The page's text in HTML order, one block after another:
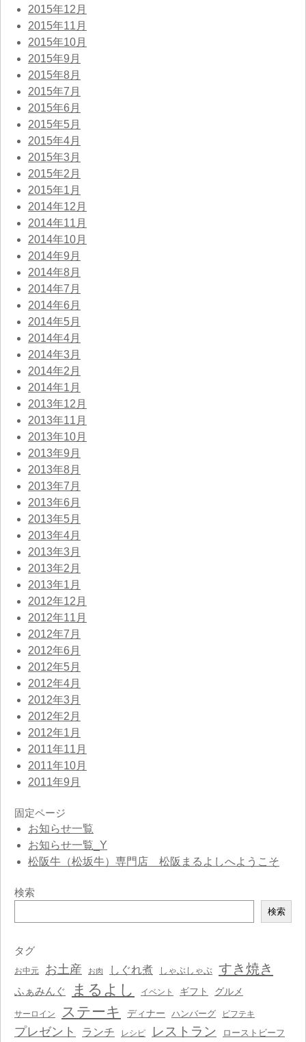
2015年12月
2015年11月
2015年10月
2015年9月
2015年8月
2015年7月
2015年6月
2015年5月
2015年4月
2015年3月
2015年2月
2015年1月
2014年12月
2014年11月
2014年10月
2014年9月
2014年8月
2014年7月
2014年6月
2014年5月
2014年4月
2014年3月
2014年2月
2014年1月
2013年12月
2013年11月
2013年10月
2013年9月
2013年8月
2013年7月
2013年6月
2013年5月
2013年4月
2013年3月
2013年2月
2013年1月
2012年12月
2012年11月
2012年7月
2012年6月
2012年5月
2012年4月
2012年3月
2012年2月
2012年1月
2011年11月
2011年10月
2011年9月
固定ページ
お知らせ一覧
お知らせ一覧_Y
松阪牛（松坂牛）専門店 松阪まるよしへようこそ
検索
索
検索
タグ
お中元 お土産 お肉 しぐれ煮 しゃぶしゃぶ すき焼き
ふぁみんぐ まるよし イベント ギフト グルメ
サーロイン ステーキ ディナー ハンバーグ ビフテキ
プレゼント ランチ レシピ レストラン ローストビーフ